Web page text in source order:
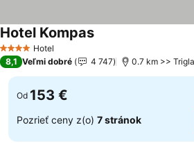
4 Počet hviezdičiek
Hotel
Hotel Kompas
8,1 Veľmi dobré 4 747 0.7 km >>
Od 153 €
Pozrieť ceny z(o) 7 stránok